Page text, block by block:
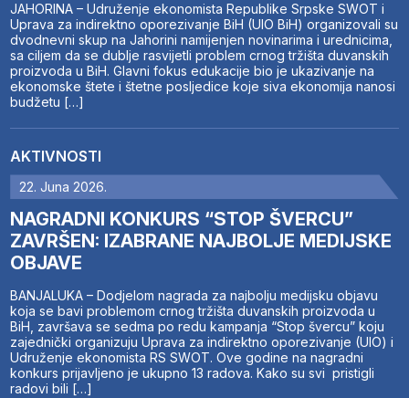
JAHORINA – Udruženje ekonomista Republike Srpske SWOT i
Uprava za indirektno oporezivanje BiH (UIO BiH) organizovali su
dvodnevni skup na Jahorini namijenjen novinarima i urednicima,
sa ciljem da se dublje rasvijetli problem crnog tržišta duvanskih
proizvoda u BiH. Glavni fokus edukacije bio je ukazivanje na
ekonomske štete i štetne posljedice koje siva ekonomija nanosi
budžetu […]
AKTIVNOSTI
22. Juna 2026.
NAGRADNI KONKURS “STOP ŠVERCU”
ZAVRŠEN: IZABRANE NAJBOLJE MEDIJSKE
OBJAVE
BANJALUKA – Dodjelom nagrada za najbolju medijsku objavu
koja se bavi problemom crnog tržišta duvanskih proizvoda u
BiH, završava se sedma po redu kampanja “Stop švercu” koju
zajednički organizuju Uprava za indirektno oporezivanje (UIO) i
Udruženje ekonomista RS SWOT. Ove godine na nagradni
konkurs prijavljeno je ukupno 13 radova. Kako su svi pristigli
radovi bili […]